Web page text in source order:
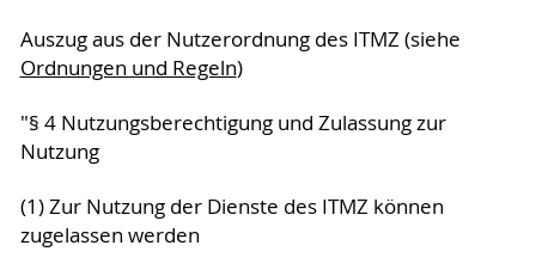
Auszug aus der Nutzerordnung des ITMZ (siehe
Ordnungen und Regeln)
"§ 4 Nutzungsberechtigung und Zulassung zur
Nutzung
(1) Zur Nutzung der Dienste des ITMZ können
zugelassen werden